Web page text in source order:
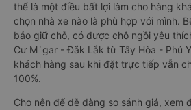
thể là một điều bất lợi làm cho hàng
chọn nhà xe nào là phù hợp với mình.
bảo giữ chỗ, có được chỗ ngồi yêu
Cư M`gar - Đắk Lắk từ Tây Hòa - Phú
khách hàng sau khi đặt trực tiếp vẫn
100%.
Cho nên để dễ dàng so sánh giá, xem